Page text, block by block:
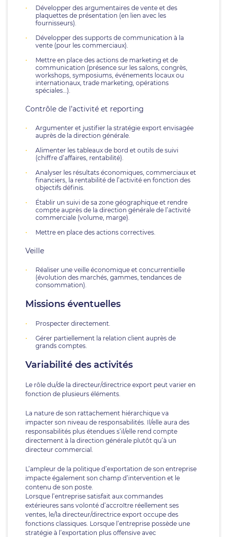
Développer des argumentaires de vente et des
plaquettes de présentation (en lien avec les
fournisseurs).
Développer des supports de communication à la
vente (pour les commerciaux).
Mettre en place des actions de marketing et de
communication (présence sur les salons, congrès,
workshops, symposiums, événements locaux ou
internationaux, trade marketing, opérations
spéciales…).
Contrôle de l’activité et reporting
Argumenter et justifier la stratégie export envisagée
auprès de la direction générale.
Alimenter les tableaux de bord et outils de suivi
(chiffre d’affaires, rentabilité).
Analyser les résultats économiques, commerciaux et
financiers, la rentabilité de l’activité en fonction des
objectifs définis.
Établir un suivi de sa zone géographique et rendre
compte auprès de la direction générale de l’activité
commerciale (volume, marge).
Mettre en place des actions correctives.
Veille
Réaliser une veille économique et concurrentielle
(évolution des marchés, gammes, tendances de
consommation).
Missions éventuelles
Prospecter directement.
Gérer partiellement la relation client auprès de
grands comptes.
Variabilité des activités
Le rôle du/de la directeur/directrice export peut varier en
fonction de plusieurs éléments.
La nature de son rattachement hiérarchique va
impacter son niveau de responsabilités. Il/elle aura des
responsabilités plus étendues s’il/elle rend compte
directement à la direction générale plutôt qu’à un
directeur commercial.
L’ampleur de la politique d’exportation de son entreprise
impacte également son champ d’intervention et le
contenu de son poste.
Lorsque l’entreprise satisfait aux commandes
extérieures sans volonté d’accroître réellement ses
ventes, le/la directeur/directrice export occupe des
fonctions classiques. Lorsque l’entreprise possède une
stratégie à l’exportation plus offensive avec